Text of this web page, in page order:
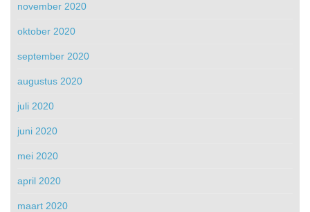
november 2020
oktober 2020
september 2020
augustus 2020
juli 2020
juni 2020
mei 2020
april 2020
maart 2020